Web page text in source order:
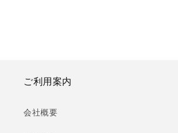
ご利用案内
会社概要